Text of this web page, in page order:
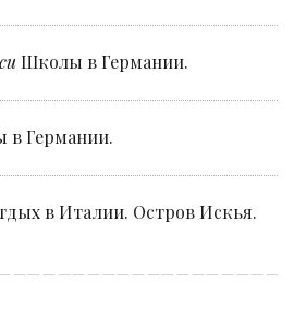
Школы в Германии.
Германии.
в Италии. Остров Искья.